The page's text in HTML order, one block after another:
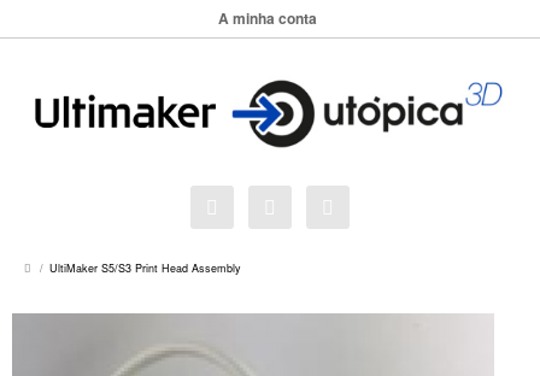
A minha conta
UltiMaker S5/S3 Print Head Assembly